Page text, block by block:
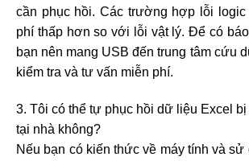
cần phục hồi. Các trường hợp lỗi
phí thấp hơn so với lỗi vật lý. Để có
bạn nên mang USB đến trung tâm cứu
kiểm tra và tư vấn miễn phí.
3. Tôi có thể tự phục hồi dữ liệu Excel bị
tại nhà không?
Nếu bạn có kiến thức về máy tính và sử